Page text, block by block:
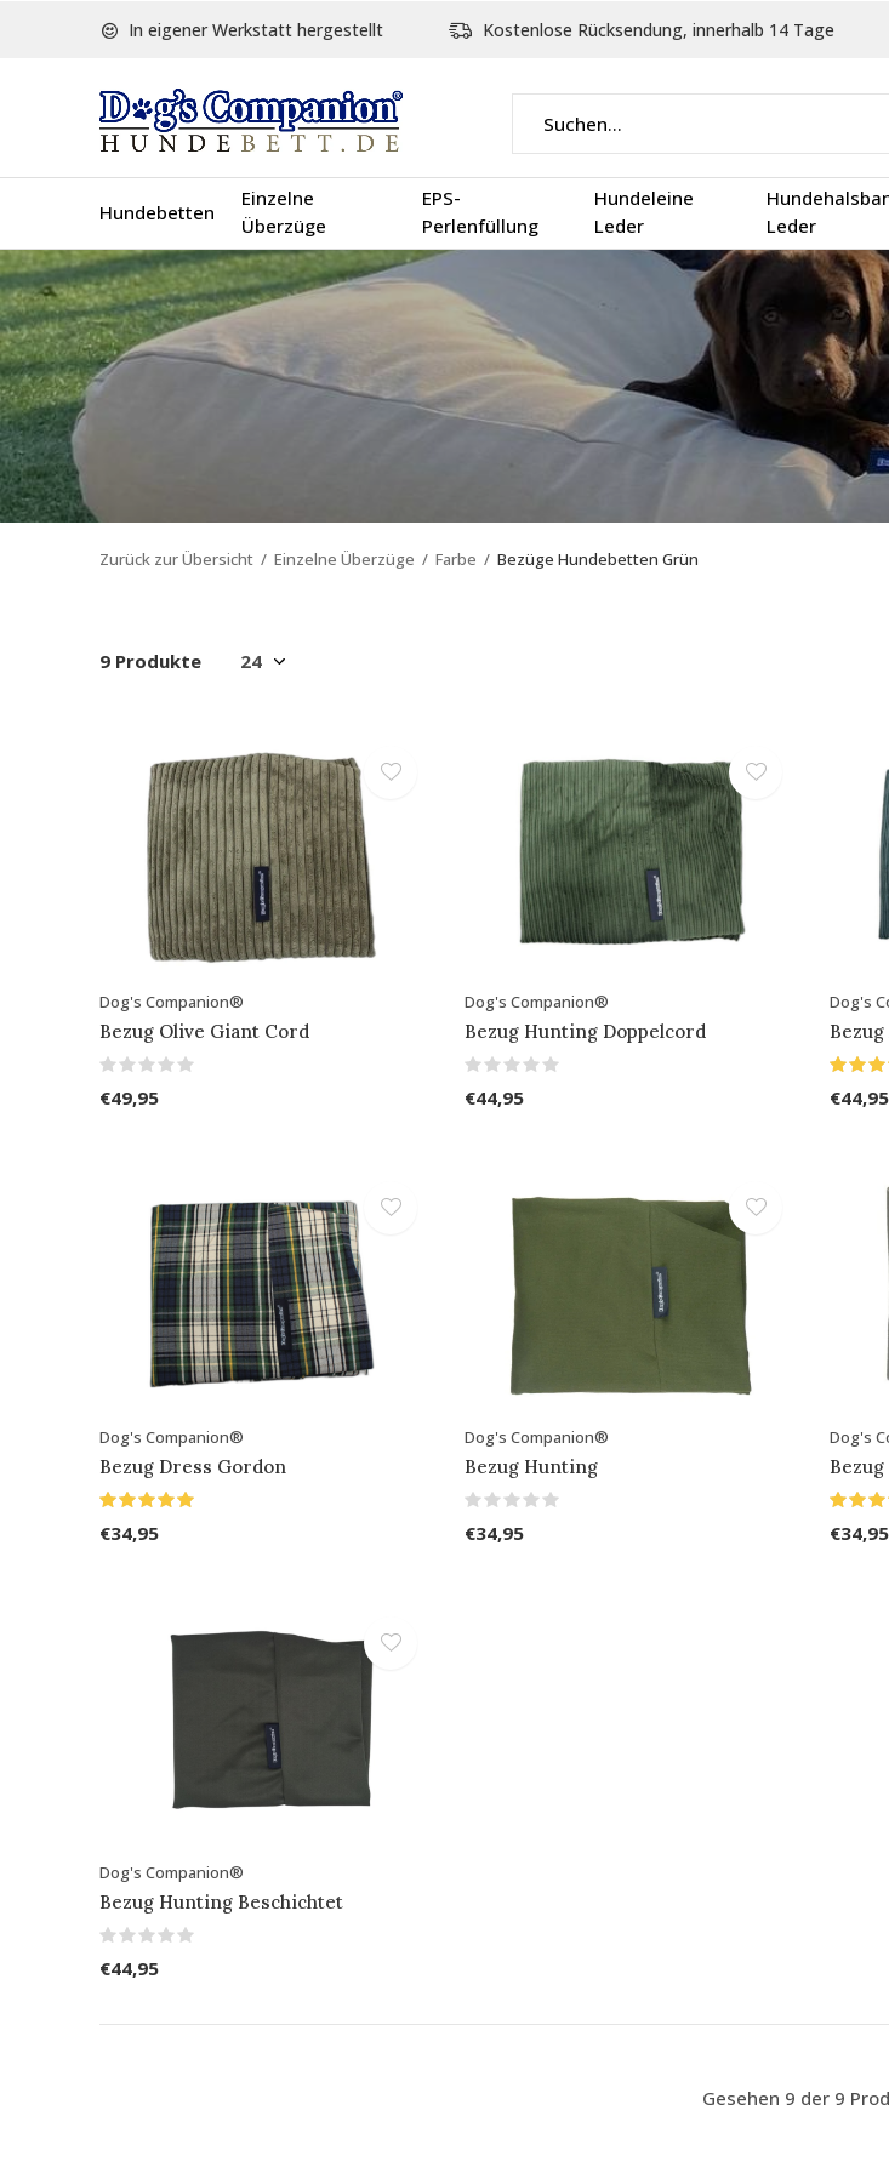
Hundebetten
Einzelne
Überzüge
EPS-
Perlenfüllung
Hundeleine
Leder
Leder
In eigener Werkstatt hergestellt Kostenlose Rücksendung, innerhalb 14 Tage
Zurück zur Übersicht Einzelne Überzüge Farbe Bezüge Hundebetten Grün
9 Produkte
Dog's Companion®
Bezug Olive Giant Cord
€49,95
Dog's Companion®
Bezug Hunting Doppelcord
€44,95
Dog's
€44,95
Dog's Companion®
Bezug Dress Gordon
€34,95
Dog's Companion®
Bezug Hunting
€34,95
Dog's
€34,95
Dog's Companion®
Bezug Hunting Beschichtet
€44,95
Gesehen 9 der 9